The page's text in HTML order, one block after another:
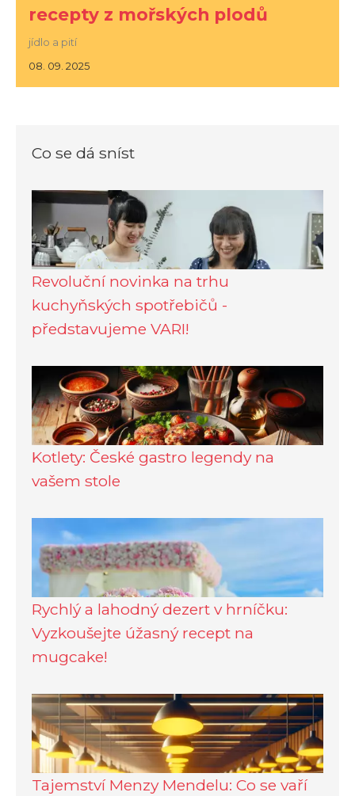
recepty z mořských plodů
jídlo a pití
08. 09. 2025
Co se dá sníst
Revoluční novinka na trhu
kuchyňských spotřebičů -
představujeme VARI!
Kotlety: České gastro legendy na
vašem stole
Rychlý a lahodný dezert v hrníčku:
Vyzkoušejte úžasný recept na
mugcake!
Tajemství Menzy Mendelu: Co se vaří